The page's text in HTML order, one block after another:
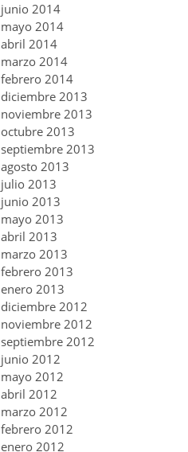
junio 2014
mayo 2014
abril 2014
marzo 2014
febrero 2014
diciembre 2013
noviembre 2013
octubre 2013
septiembre 2013
agosto 2013
julio 2013
junio 2013
mayo 2013
abril 2013
marzo 2013
febrero 2013
enero 2013
diciembre 2012
noviembre 2012
septiembre 2012
junio 2012
mayo 2012
abril 2012
marzo 2012
febrero 2012
enero 2012